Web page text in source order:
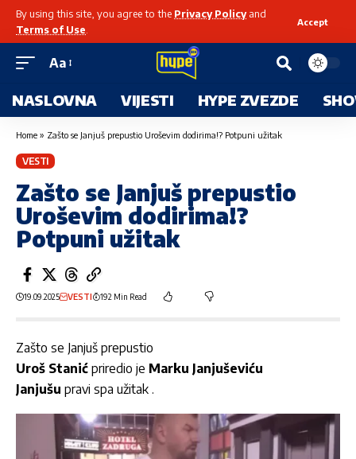
By using this site, you agree to the Privacy Policyand
Terms of Use
Accept
Aa
NASLOVNA VIJESTI HYPE ZVEZDE
Home » Zašto se Janjuš prepustio Uroševim dodirima!? Potpuni užitak
VESTI
Zašto se Janjuš prepustio
Uroševim dodirima!?
Potpuni užitak
19.09.2025 VESTI 192 Min Read
Zašto se Janjuš prepustio
Uroš Stanić priredio je Marku Janjuševiću
Janjušu pravi spa užitak .